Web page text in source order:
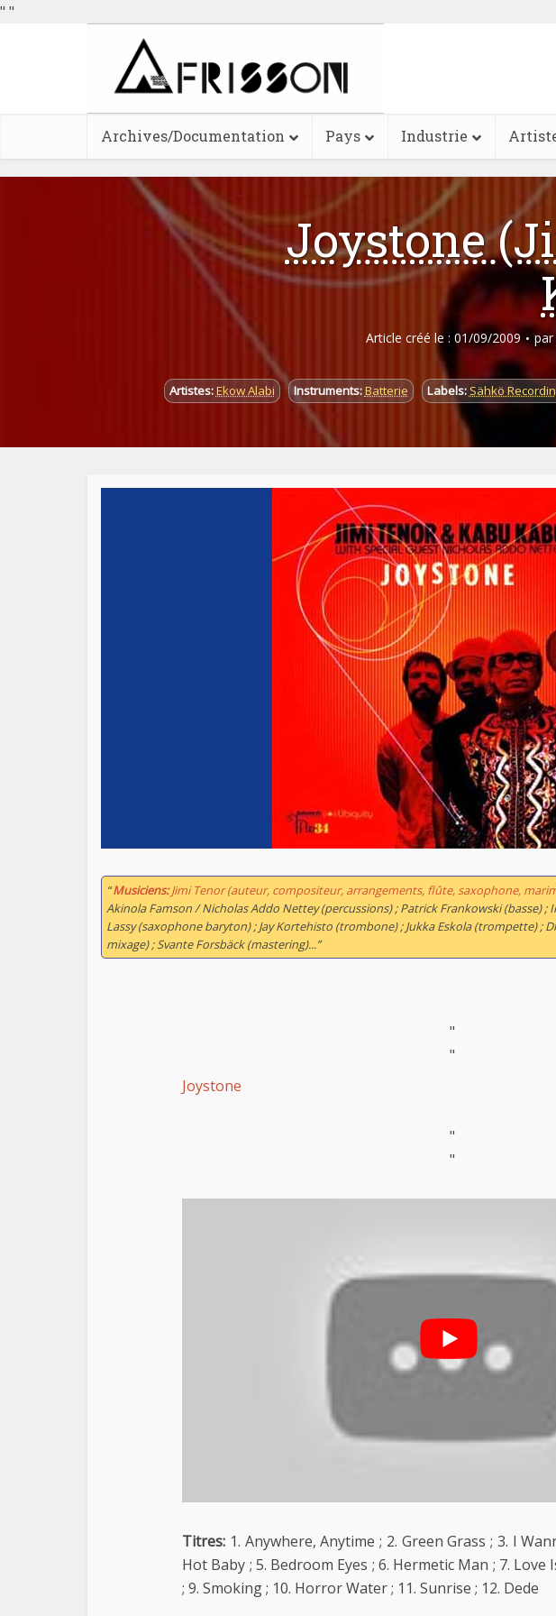
" "
Archives/Documentation Pays Industrie
Joystone
Article créé le : 01/09/2009 par
Artistes:Ekow Alabi Instruments:Batterie Labels:Sähkö
“Musiciens:Jimi Tenor (auteur, compositeur, arrangements, flûte, saxophone,
Akinola Famson / Nicholas Addo Nettey (percussions) ; Patrick Frankowski (basse) ;
Lassy (saxophone baryton) ; Jay Kortehisto (trombone) ; Jukka Eskola (trompette) ;
mixage) ; Svante Forsbäck (mastering)...”
"
"
Joystone
"
"
Titres: 1. Anywhere, Anytime ; 2. Green Grass ; 3. I
Hot Baby ; 5. Bedroom Eyes ; 6. Hermetic Man ; 7. Love
; 9. Smoking ; 10. Horror Water ; 11. Sunrise ; 12. Dede